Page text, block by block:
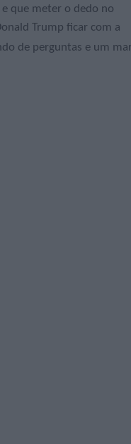
que meter o dedo no
Trump ficar com a
de perguntas e um mar